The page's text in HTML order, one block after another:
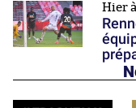
Hier à